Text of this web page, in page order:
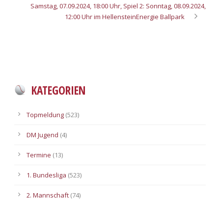
Samstag, 07.09.2024, 18:00 Uhr, Spiel 2: Sonntag, 08.09.2024,
12:00 Uhr im HellensteinEnergie Ballpark
KATEGORIEN
Topmeldung (523)
DM Jugend (4)
Termine (13)
1. Bundesliga (523)
2. Mannschaft (74)